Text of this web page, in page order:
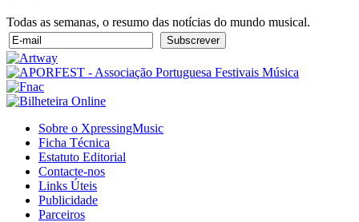
Todas as semanas, o resumo das notícias do mundo musical.
Sobre o XpressingMusic
Ficha Técnica
Estatuto Editorial
Contacte-nos
Links Úteis
Publicidade
Parceiros